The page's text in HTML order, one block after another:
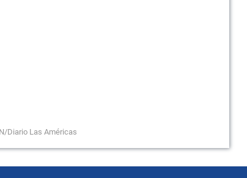
Diario Las Américas